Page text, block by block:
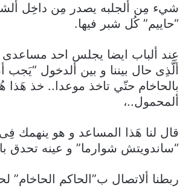
شيء مِن ألجلبه يصدر مِن داخِل
“حاييم” كُل شبر فيها.
عِند ألباب ايضا يجلس احد مساعدى
ألَّذِى حال بيننا و بين ألدخول “يَجب
بالحاخام حتّي تاخذ موعدا.. خذ هَذا
ألمحمول..،
قال لنا هَذا المساعد و هو ينهمك
“ساندويتش شوارما” و عينه تحدق
ربطنا ألاتصال ب”الحاكم الحاخام”